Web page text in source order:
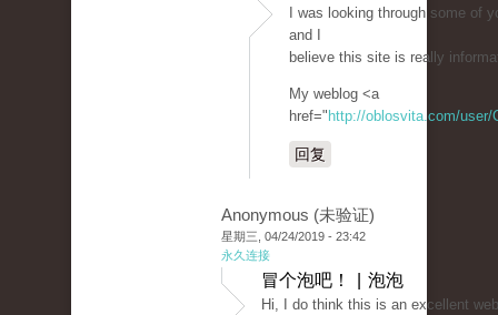
I was looking through some of
and I
believe this site is really
My weblog <a
href=" http://oblosvita.com/user/
回复
Anonymous (未验证)
星期三, 04/24/2019 - 23:42
永久连接
冒个泡吧！ | 泡泡
Hi, I do think this is an excellent